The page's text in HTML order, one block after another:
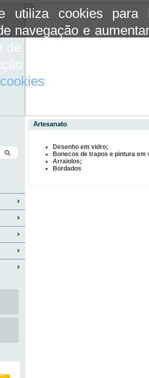
utiliza cookies para
navegação e
de cookies basta
consulte a
Artesanato
Desenho em vidro;
Bonecos de trapos e pintura em
Arraiolos;
Bordados